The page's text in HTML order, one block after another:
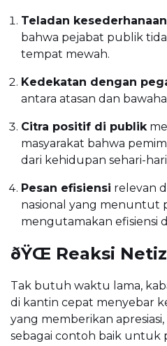
Teladan kesederhanaan
bahwa pejabat publik
tempat mewah.
Kedekatan dengan
antara atasan dan
Citra positif di publik
masyarakat bahwa
dari kehidupan sehari-
Pesan efisiensi relevan
nasional yang menuntut
mengutamakan efisiensi
ðŸŒ Reaksi
Tak butuh waktu lama,
di kantin cepat menyebar
yang memberikan
sebagai contoh baik untuk